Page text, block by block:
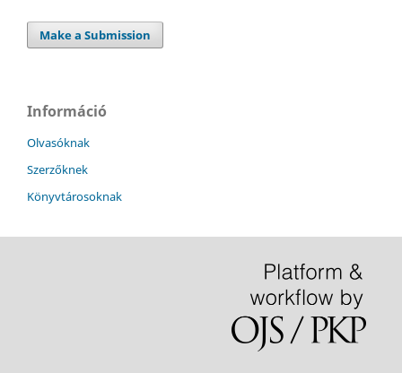
Make a Submission
Információ
Olvasóknak
Szerzőknek
Könyvtárosoknak